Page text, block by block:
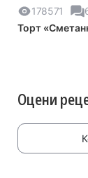
178571
Торт
Оцени